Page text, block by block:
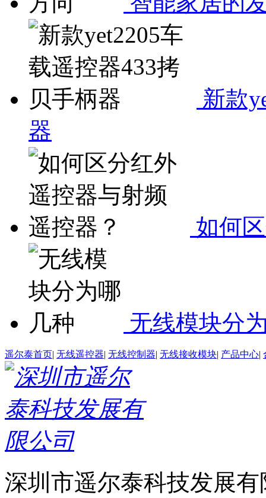
新款
器
如何
无线模块分
遥尔泰首页| 无线遥控器| 无线控制器| 无线接收模块| 产品中心|
深圳市遥尔泰科技发展